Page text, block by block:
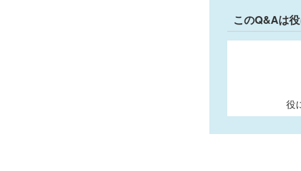
このQ&Aは
役